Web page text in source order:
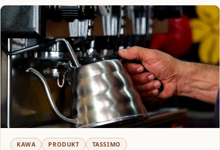
KAWA PRODUKT TASSIMO